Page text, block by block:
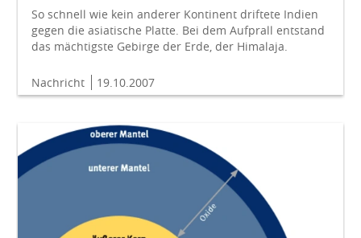
So schnell wie kein anderer Kontinent driftete Indien
gegen die asiatische Platte. Bei dem Aufprall entstand
das mächtigste Gebirge der Erde, der Himalaja.
Nachricht 19.10.2007